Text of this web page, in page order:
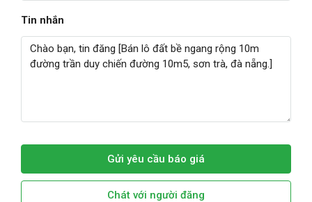
Tin nhắn
Gửi yêu cầu báo giá
Chát với người đăng